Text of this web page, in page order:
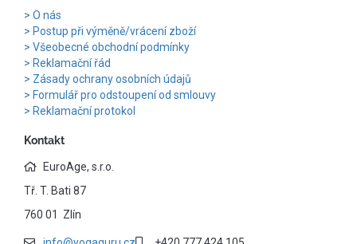
O nás
Postup při výměně/vrácení zboží
Všeobecné obchodní podmínky
Reklamační řád
Zásady ochrany osobních údajů
Formulář pro odstoupení od smlouvy
Reklamační protokol
Kontakt
EuroAge, s.r.o.
Tř. T. Bati 87
760 01 Zlín